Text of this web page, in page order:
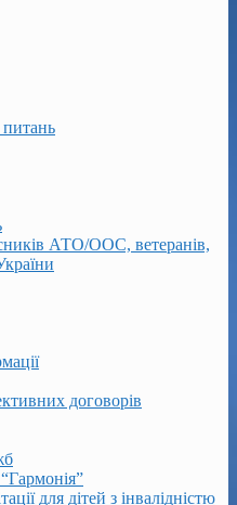
АТО/ООС, ветеранів,
договорів
для дітей з інвалідністю